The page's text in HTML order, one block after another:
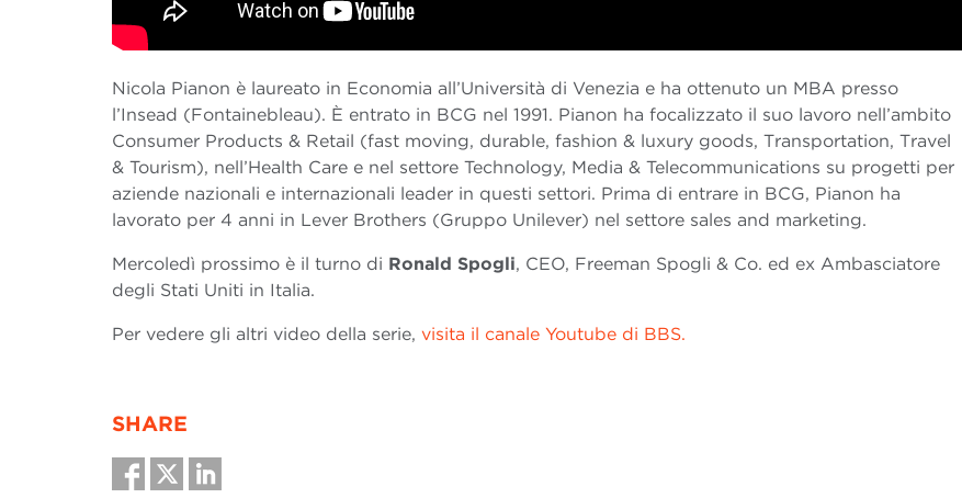
Nicola Pianon è laureato in Economia all’Università di Venezia e ha ottenuto un MBA presso
l’Insead (Fontainebleau). È entrato in BCG nel 1991. Pianon ha focalizzato il suo lavoro nell’ambito
Consumer Products & Retail (fast moving, durable, fashion & luxury goods, Transportation, Travel
& Tourism), nell’Health Care e nel settore Technology, Media & Telecommunications su progetti per
aziende nazionali e internazionali leader in questi settori. Prima di entrare in BCG, Pianon ha
lavorato per 4 anni in Lever Brothers (Gruppo Unilever) nel settore sales and marketing.
Mercoledì prossimo è il turno di Ronald Spogli, CEO, Freeman Spogli & Co. ed ex Ambasciatore
degli Stati Uniti in Italia.
Per vedere gli altri video della serie, visita il canale Youtube di BBS.
SHARE